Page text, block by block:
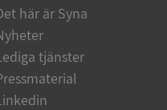
här är Syna
tjänster
Leverantör
Domän
Microsoft
Corporation
de.syna.se